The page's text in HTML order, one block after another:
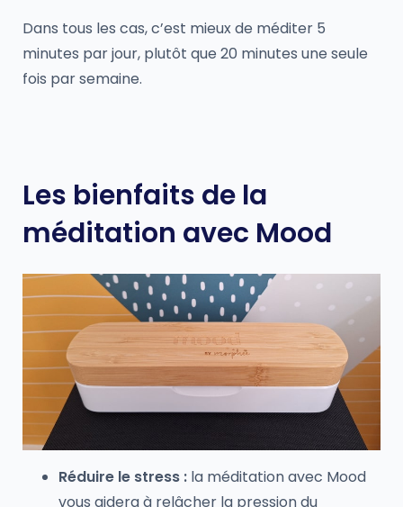
Dans tous les cas, c’est mieux de méditer 5
minutes par jour, plutôt que 20 minutes une seule
fois par semaine.
Les bienfaits de la
méditation avec Mood
Réduire le stress : la méditation avec Mood
vous aidera à relâcher la pression du